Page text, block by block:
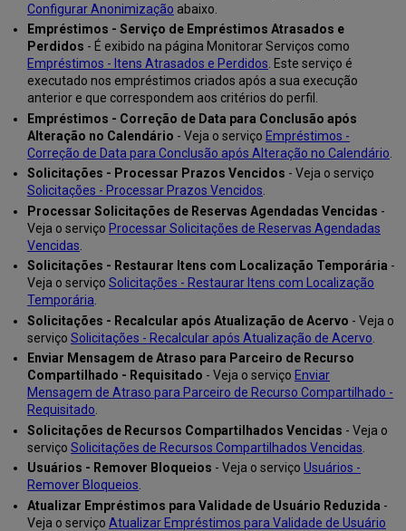
Configurar Anonimização abaixo.
Empréstimos - Serviço de Empréstimos Atrasados e
Perdidos - É exibido na página Monitorar Serviços como
Empréstimos - Itens Atrasados e Perdidos . Este serviço é
executado nos empréstimos criados após a sua execução
anterior e que correspondem aos critérios do perfil.
Empréstimos - Correção de Data para Conclusão após
Alteração no Calendário - Veja o serviço Empréstimos -
Correção de Data para Conclusão após Alteração no Calendário
Solicitações - Processar Prazos Vencidos - Veja o serviço
Solicitações - Processar Prazos Vencidos
Processar Solicitações de Reservas Agendadas Vencidas -
Veja o serviço Processar Solicitações de Reservas Agendadas
Vencidas
Solicitações - Restaurar Itens com Localização Temporária -
Veja o serviço Solicitações - Restaurar Itens com Localização
Temporária
Solicitações - Recalcular após Atualização de Acervo - Veja o
serviço Solicitações - Recalcular após Atualização de Acervo
Enviar Mensagem de Atraso para Parceiro de Recurso
Compartilhado - Requisitado - Veja o serviço Enviar
Mensagem de Atraso para Parceiro de Recurso Compartilhado -
Requisitado
Solicitações de Recursos Compartilhados Vencidas - Veja o
serviço Solicitações de Recursos Compartilhados Vencidas
Usuários - Remover Bloqueios - Veja o serviço Usuários -
Remover Bloqueios
Atualizar Empréstimos para Validade de Usuário Reduzida -
Veja o serviço Atualizar Empréstimos para Validade de Usuário